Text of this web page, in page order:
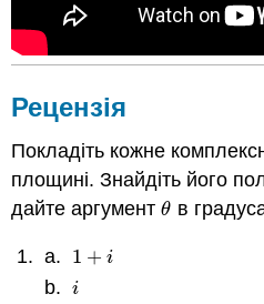
Рецензія
Покладіть кожне
площині. Знайдіть його
дайте аргумент θ
θ в
1 + i
1 +i
i
i